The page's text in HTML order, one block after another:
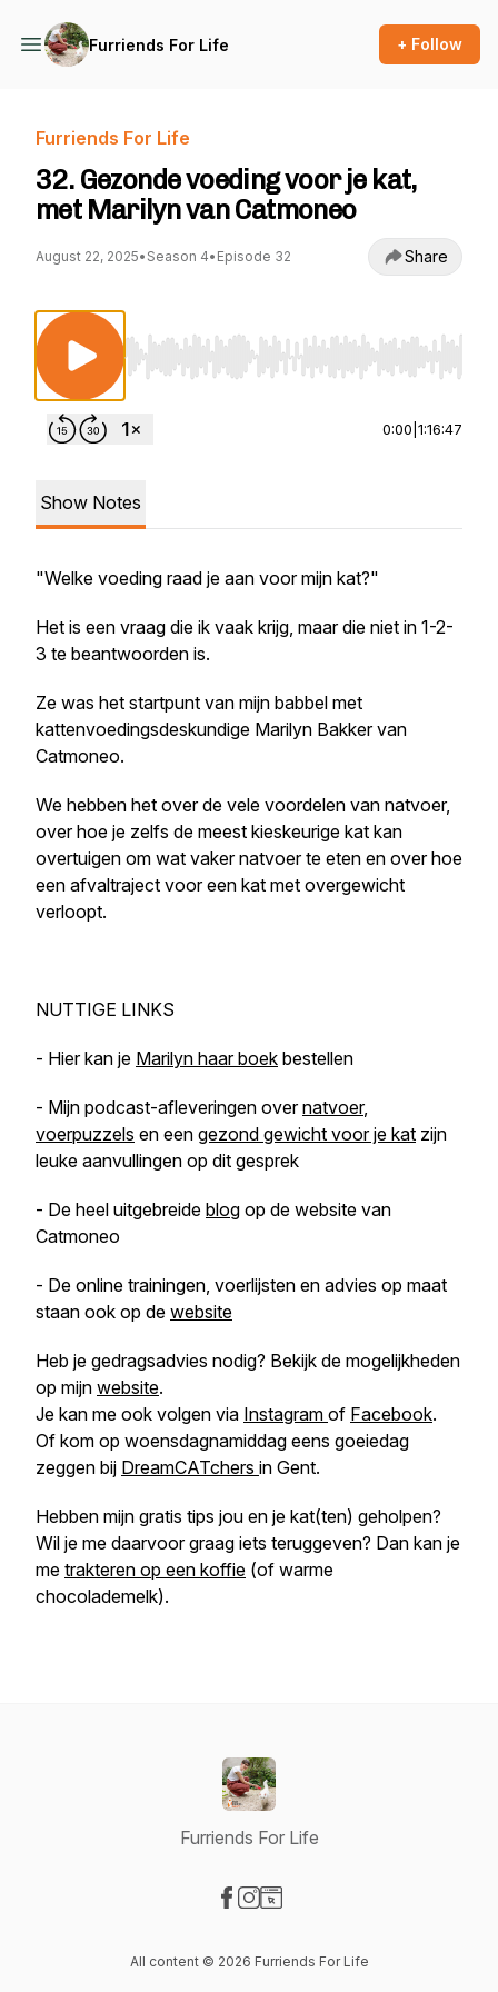
Furriends For Life + Follow
Furriends For Life
32. Gezonde voeding voor je kat,
met Marilyn van Catmoneo
August 22, 2025• Season 4• Episode 32 Share
Use Left/Right to seek, Home/End to jump
0:00 1:16:47
Show Notes
"Welke voeding raad je aan voor mijn kat?"
Het is een vraag die ik vaak krijg, maar die niet in 1-2-
3 te beantwoorden is.
Ze was het startpunt van mijn babbel met
kattenvoedingsdeskundige Marilyn Bakker van
Catmoneo.
We hebben het over de vele voordelen van natvoer,
over hoe je zelfs de meest kieskeurige kat kan
overtuigen om wat vaker natvoer te eten en over hoe
een afvaltraject voor een kat met overgewicht
verloopt.
NUTTIGE LINKS
- Hier kan je Marilyn haar boek bestellen
- Mijn podcast-afleveringen overnatvoer,
voerpuzzels en een gezond gewicht voor je kat zijn
leuke aanvullingen op dit gesprek
- De heel uitgebreide blog op de website van
Catmoneo
- De online trainingen, voerlijsten en advies op maat
staan ook op de website
Heb je gedragsadvies nodig? Bekijk de mogelijkheden
op mijn website.
Je kan me ook volgen via Instagram of Facebook.
Of kom op woensdagnamiddag eens goeiedag
zeggen bij DreamCATchers in Gent.
Hebben mijn gratis tips jou en je kat(ten) geholpen?
Wil je me daarvoor graag iets teruggeven? Dan kan je
me trakteren op een koffie (of warme
chocolademelk).
Furriends For Life
All content © 2026 Furriends For Life